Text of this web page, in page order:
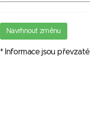
Navrhnout změnu
* Informace jsou